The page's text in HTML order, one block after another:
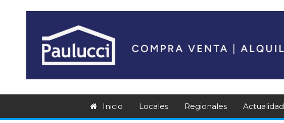
Inicio Locales Regionales Actualidad